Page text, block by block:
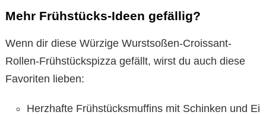
Mehr Frühstücks-Ideen gefällig?
Wenn dir diese Würzige Wurstsoßen-Croissant-
Rollen-Frühstückspizza gefällt, wirst du auch diese
Favoriten lieben:
Herzhafte Frühstücksmuffins mit Schinken und Ei